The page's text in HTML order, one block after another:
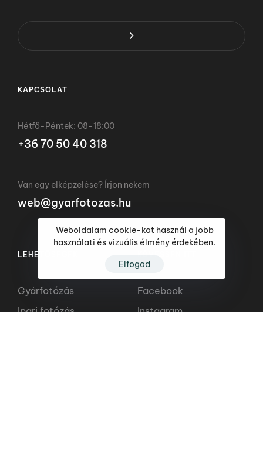
KAPCSOLAT
Hétfő-Péntek: 08-18:00
+36 70 50 40 318
Van egy elképzelése? Írjon nekem
web@gyarfotozas.hu
LEHETŐSÉGEK
Gyárfotózás
Ipari fotózás
Facebook
Instagram
Weboldalam cookie-kat használ a jobb
használati és vizuális élmény érdekében.
Elfogad